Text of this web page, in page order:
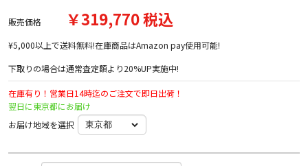
販売価格 ￥319,770 税込
¥5,000以上で送料無料!在庫商品はAmazon pay使用可能!
下取りの場合は通常査定額より20%UP実施中!
在庫有り！営業日14時迄のご注文で即日出荷！
翌日に東京都にお届け
お届け地域を選択